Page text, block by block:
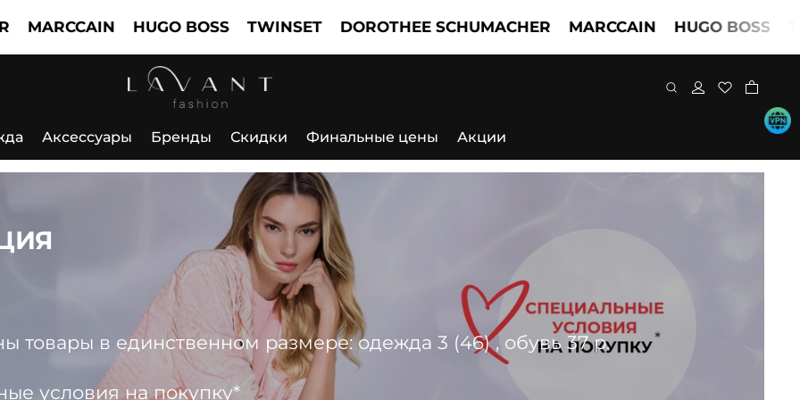
HUGO BOSS TWINSET DOROTHEE SCHUMACHER MARCCAIN HUGO BOSS
Аксессуары Бренды Скидки Финальные цены Акции
товары в единственном размере: одежда 3 (46) , обувь 37 р.
условия на покупку*